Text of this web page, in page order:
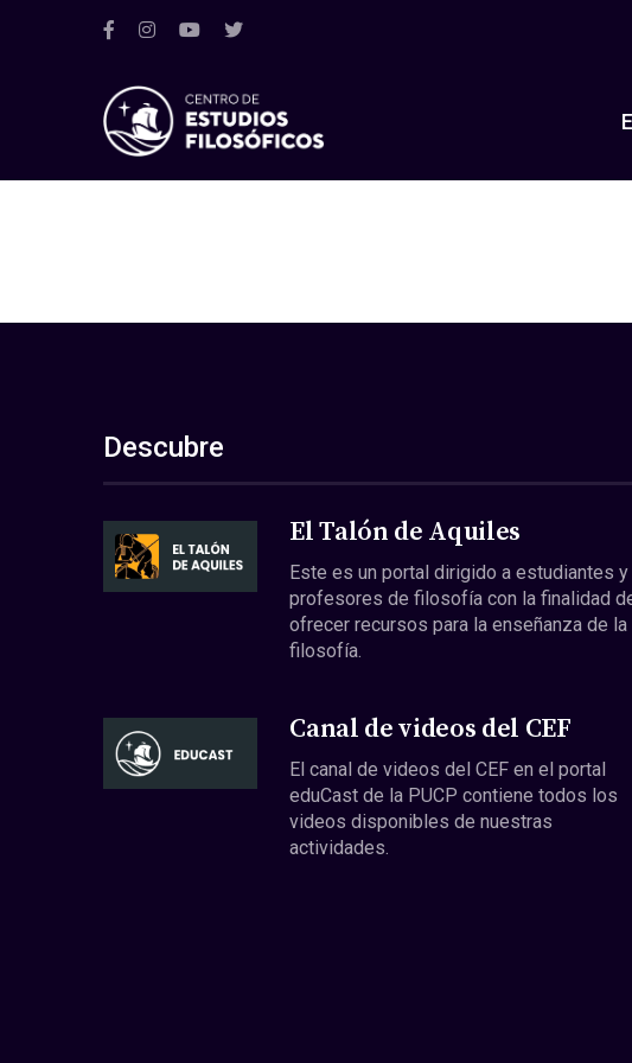
Descubre
El Talón de Aquiles
Este es un portal dirigido a estudiantes y
profesores de filosofía con la finalidad
ofrecer recursos para la enseñanza de la
filosofía.
Canal de videos del CEF
El canal de videos del CEF en el portal
eduCast de la PUCP contiene todos los
videos disponibles de nuestras
actividades.